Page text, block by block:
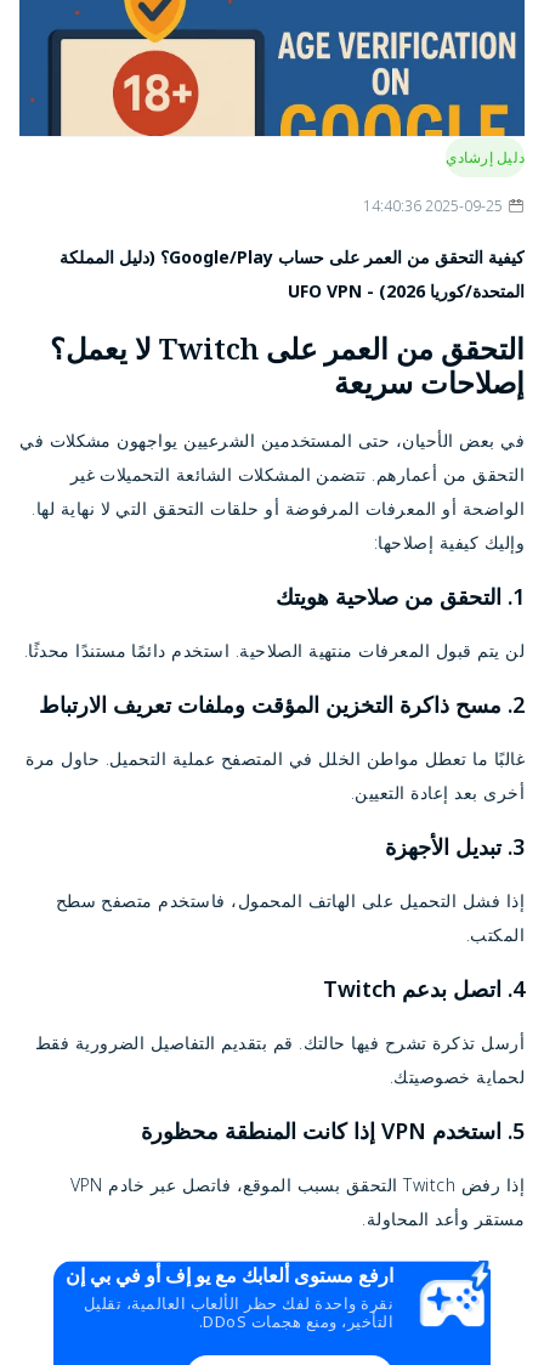
دليل إرشادي
2025-09-25 14:40:36
كيفية التحقق من العمر على حساب Google/Play؟ (دليل المملكة
المتحدة/كوريا 2026) - UFO VPN
التحقق من العمر على Twitch لا يعمل؟
إصلاحات سريعة
في بعض الأحيان، حتى المستخدمين الشرعيين يواجهون مشكلات في
التحقق من أعمارهم. تتضمن المشكلات الشائعة التحميلات غير
الواضحة أو المعرفات المرفوضة أو حلقات التحقق التي لا نهاية لها.
وإليك كيفية إصلاحها:
1. التحقق من صلاحية هويتك
لن يتم قبول المعرفات منتهية الصلاحية. استخدم دائمًا مستندًا محدثًا.
2. مسح ذاكرة التخزين المؤقت وملفات تعريف الارتباط
غالبًا ما تعطل مواطن الخلل في المتصفح عملية التحميل. حاول مرة
أخرى بعد إعادة التعيين.
3. تبديل الأجهزة
إذا فشل التحميل على الهاتف المحمول، فاستخدم متصفح سطح
المكتب.
4. اتصل بدعم Twitch
أرسل تذكرة تشرح فيها حالتك. قم بتقديم التفاصيل الضرورية فقط
لحماية خصوصيتك.
5. استخدم VPN إذا كانت المنطقة محظورة
إذا رفض Twitch التحقق بسبب الموقع، فاتصل عبر خادم VPN
مستقر وأعد المحاولة.
ارفع مستوى ألعابك مع يو إف أو في بي إن
نقرة واحدة لفك حظر الألعاب العالمية، تقليل
التأخير، ومنع هجمات DDoS.